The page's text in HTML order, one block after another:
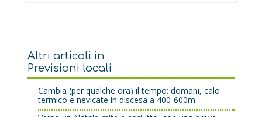
Altri articoli in
Previsioni locali
Cambia (per qualche ora) il tempo: domani, calo
termico e nevicate in discesa a 400-600m